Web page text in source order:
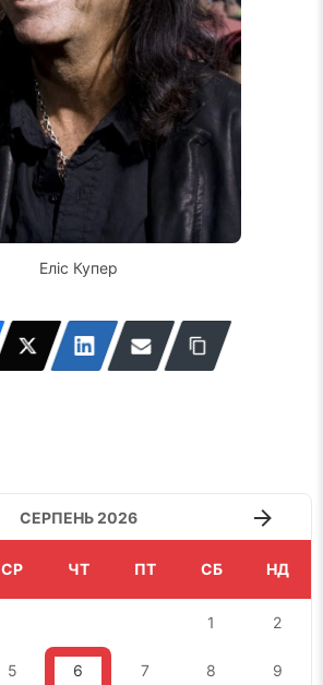
Еліс Купер
СЕРПЕНЬ 2026
СР ЧТ ПТ СБ НД
1 2
5 6 7 8 9